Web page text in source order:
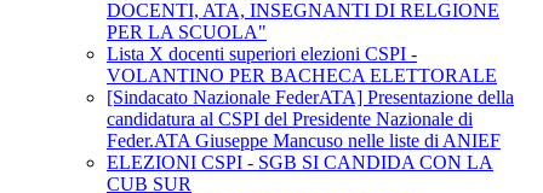
DOCENTI, ATA, INSEGNANTI DI RELGIONE
PER LA SCUOLA"
Lista X docenti superiori elezioni CSPI -
VOLANTINO PER BACHECA ELETTORALE
[Sindacato Nazionale FederATA] Presentazione della
candidatura al CSPI del Presidente Nazionale di
Feder.ATA Giuseppe Mancuso nelle liste di ANIEF
ELEZIONI CSPI - SGB SI CANDIDA CON LA
CUB SUR